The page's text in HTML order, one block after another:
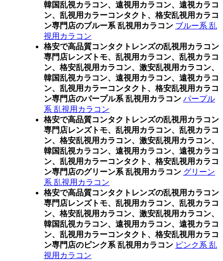
韓国乱視カラコン、遠視用カラコン、遠視カラコ
ン、乱視用カラーコンタクト、格安乱視用カラコ
ン専門店のブルー系 乱視用カラコン ブルー系 乱
視用カラコン
格安で高品質コンタクトレンズの乱視用カラコン
専門店レンズトモ、乱視用カラコン、乱視カラコ
ン、格安乱視用カラコン、激安乱視用カラコン、
韓国乱視カラコン、遠視用カラコン、遠視カラコ
ン、乱視用カラーコンタクト、格安乱視用カラコ
ン専門店のパープル系 乱視用カラコン パープル
系 乱視用カラコン
格安で高品質コンタクトレンズの乱視用カラコン
専門店レンズトモ、乱視用カラコン、乱視カラコ
ン、格安乱視用カラコン、激安乱視用カラコン、
韓国乱視カラコン、遠視用カラコン、遠視カラコ
ン、乱視用カラーコンタクト、格安乱視用カラコ
ン専門店のグリーン系 乱視用カラコン グリーン
系 乱視用カラコン
格安で高品質コンタクトレンズの乱視用カラコン
専門店レンズトモ、乱視用カラコン、乱視カラコ
ン、格安乱視用カラコン、激安乱視用カラコン、
韓国乱視カラコン、遠視用カラコン、遠視カラコ
ン、乱視用カラーコンタクト、格安乱視用カラコ
ン専門店のピンク系 乱視用カラコン ピンク系 乱
視用カラコン